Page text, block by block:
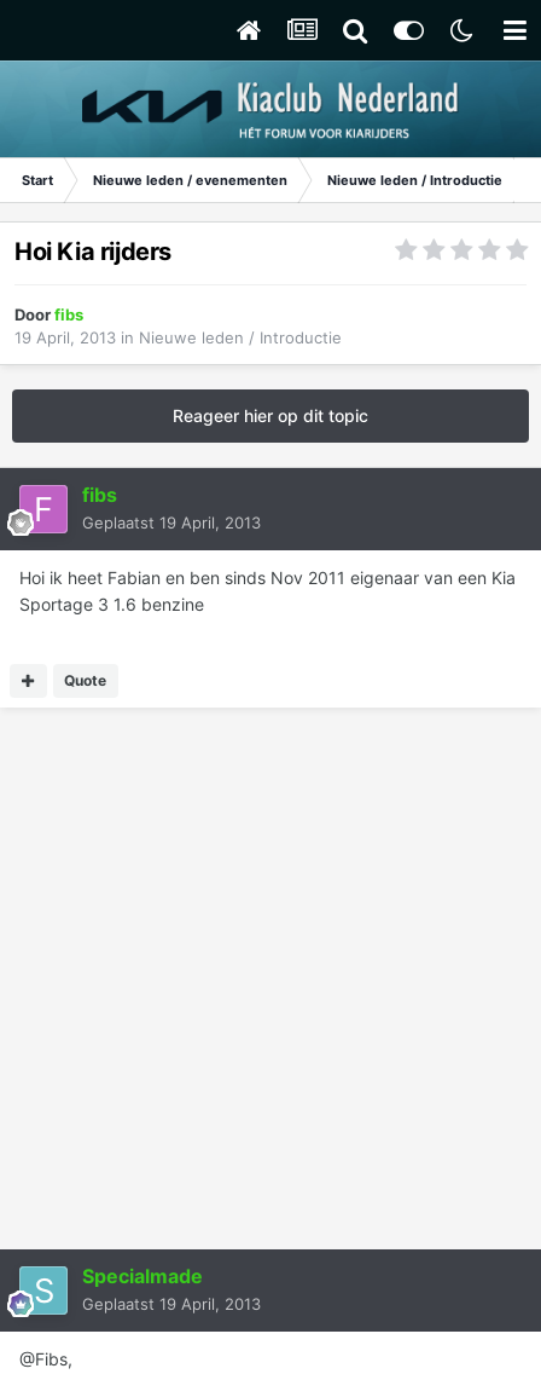
Start Nieuwe leden / evenementen Nieuwe leden / Introductie
Hoi Kia rijders
Doorfibs
19 April, 2013 in Nieuwe leden / Introductie
Reageer hier op dit topic
fibs
Geplaatst 19 April, 2013
Hoi ik heet Fabian en ben sinds Nov 2011 eigenaar van een Kia
Sportage 3 1.6 benzine
Quote
Specialmade
Geplaatst 19 April, 2013
@Fibs,